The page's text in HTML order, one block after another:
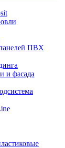
ПВХ
и фасада